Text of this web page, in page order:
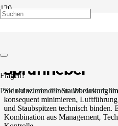
Produktwurde deinem Warenkorb
Fragen?
Management,
Sprühnebel
Sie reduzieren die Staubbelastung
konsequent minimieren,
und Staubspitzen technisch binden.
Kombination aus Management,